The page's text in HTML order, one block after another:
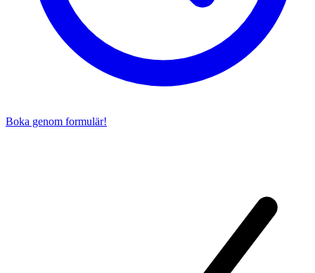
Boka genom formulär!